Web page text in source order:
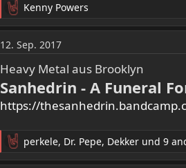
R
e
a
k
t
o
n
n
Kenny Powers
12. Sep. 2017
Heavy Metal aus Brooklyn
Sanhedrin - A Funeral
https://
R
e
perkele, Dr. Pepe, Dekker und 9